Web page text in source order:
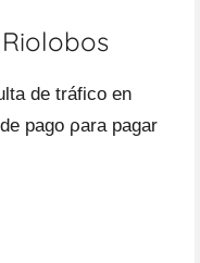
dе tráfico en
pago ρara pagar